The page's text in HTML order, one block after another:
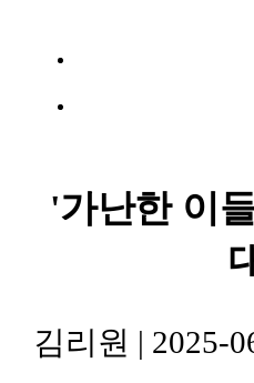
'가난한 이
김리원 | 2025-